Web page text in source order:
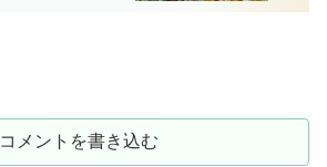
コメントを書き込む